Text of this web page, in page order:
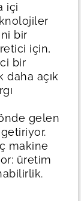
içi
bir
için,
bir
daha açık
gelen
makine
üretim